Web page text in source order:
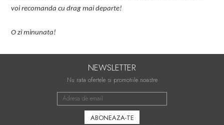
voi recomanda cu drag mai departe!
O zi minunata!
NEWSLETTER
Nu rata ofertele si promotiile noastre